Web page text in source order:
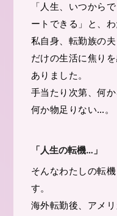
「人生、いつから
ートできる」と、
私自身、転勤族の
だけの生活に焦り
ありました。
手当たり次第、何
何か物足りない…。
「人生の転機…」
そんなわたしの転
す。
海外転勤後、アメ